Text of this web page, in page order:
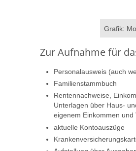
Grafik:
Zur Aufnahme für
Personalausweis (auch
Familienstammbuch
Rentennachweise,
Unterlagen über Haus-
eigenem Einkommen
aktuelle Kontoauszüge